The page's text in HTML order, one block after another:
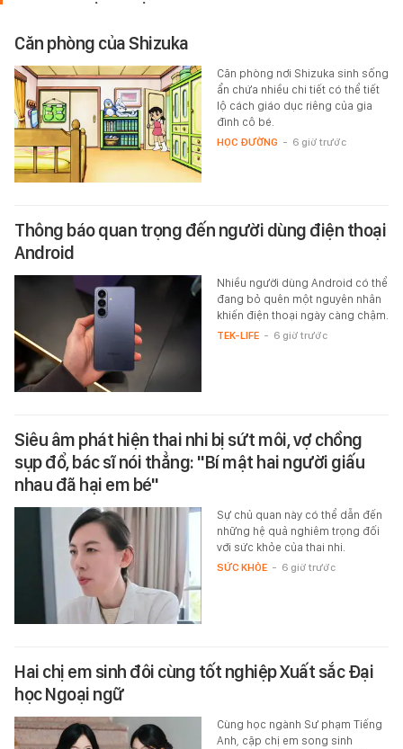
Căn phòng của Shizuka
Căn phòng nơi Shizuka sinh sống
ẩn chứa nhiều chi tiết có thể tiết
lộ cách giáo dục riêng của gia
đình cô bé.
HỌC ĐƯỜNG - 6 giờ trước
Thông báo quan trọng đến người dùng điện thoại
Android
Nhiều người dùng Android có thể
đang bỏ quên một nguyên nhân
khiến điện thoại ngày càng chậm.
TEK-LIFE - 6 giờ trước
Siêu âm phát hiện thai nhi bị sứt môi, vợ chồng
sụp đổ, bác sĩ nói thẳng: "Bí mật hai người giấu
nhau đã hại em bé"
Sự chủ quan này có thể dẫn đến
những hệ quả nghiêm trọng đối
với sức khỏe của thai nhi.
SỨC KHỎE - 6 giờ trước
Hai chị em sinh đôi cùng tốt nghiệp Xuất sắc Đại
học Ngoại ngữ
Cùng học ngành Sư phạm Tiếng
Anh, cặp chị em song sinh